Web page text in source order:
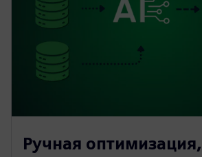
Ручная оптимизация,